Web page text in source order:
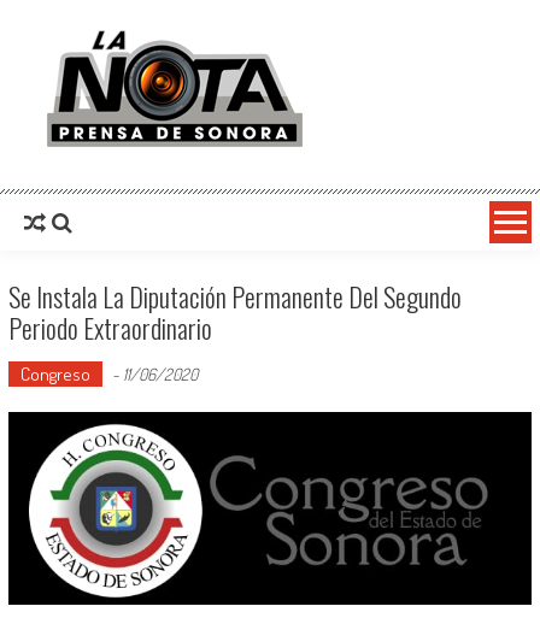
La Nota Prensa De Sonora
Se Instala La Diputación Permanente Del Segundo
Periodo Extraordinario
Congreso - 11/06/2020